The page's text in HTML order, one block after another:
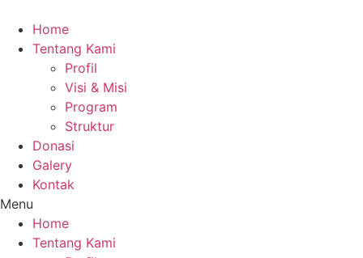
content
Home
Tentang Kami
Profil
Visi & Misi
Program
Struktur
Donasi
Galery
Kontak
Menu
Home
Tentang Kami